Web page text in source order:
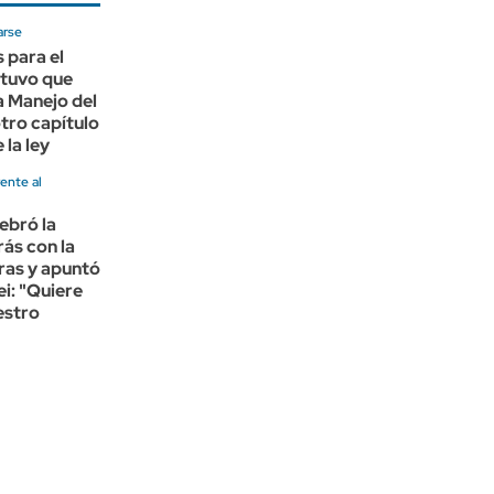
para el
que
Manejo del
capítulo
la ley
al
la
con la
y apuntó
"Quiere